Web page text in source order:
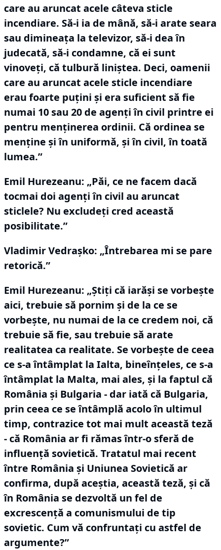
care au aruncat acele câteva sticle
incendiare. Să-i ia de mână, să-i arate seara
sau dimineaţa la televizor, să-i dea în
judecată, să-i condamne, că ei sunt
vinoveţi, că tulbură liniştea. Deci, oamenii
care au aruncat acele sticle incendiare
erau foarte puţini şi era suficient să fie
numai 10 sau 20 de agenţi în civil printre ei
pentru menţinerea ordinii. Că ordinea se
menţine şi în uniformă, şi în civil, în toată
lumea.”
Emil Hurezeanu: „Păi, ce ne facem dacă
tocmai doi agenţi în civil au aruncat
sticlele? Nu excludeţi cred această
posibilitate.”
Vladimir Vedraşko: „Întrebarea mi se pare
retorică.”
Emil Hurezeanu: „Ştiţi că iarăşi se vorbeşte
aici, trebuie să pornim şi de la ce se
vorbeşte, nu numai de la ce credem noi, că
trebuie să fie, sau trebuie să arate
realitatea ca realitate. Se vorbeşte de ceea
ce s-a întâmplat la Ialta, bineînţeles, ce s-a
întâmplat la Malta, mai ales, şi la faptul că
România şi Bulgaria - dar iată că Bulgaria,
prin ceea ce se întâmplă acolo în ultimul
timp, contrazice tot mai mult această teză
- că România ar fi rămas într-o sferă de
influenţă sovietică. Tratatul mai recent
între România şi Uniunea Sovietică ar
confirma, după aceştia, această teză, şi că
în România se dezvoltă un fel de
excrescenţă a comunismului de tip
sovietic. Cum vă confruntaţi cu astfel de
argumente?”